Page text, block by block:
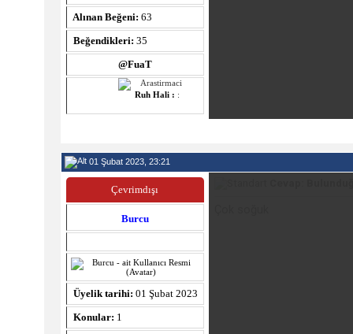
Alınan Beğeni: 63
Beğendikleri: 35
@FuaT
Ruh Hali : :
01 Şubat 2023, 23:21
Çevrimdışı
Burcu
Üyelik tarihi: 01 Şubat 2023
Konular: 1